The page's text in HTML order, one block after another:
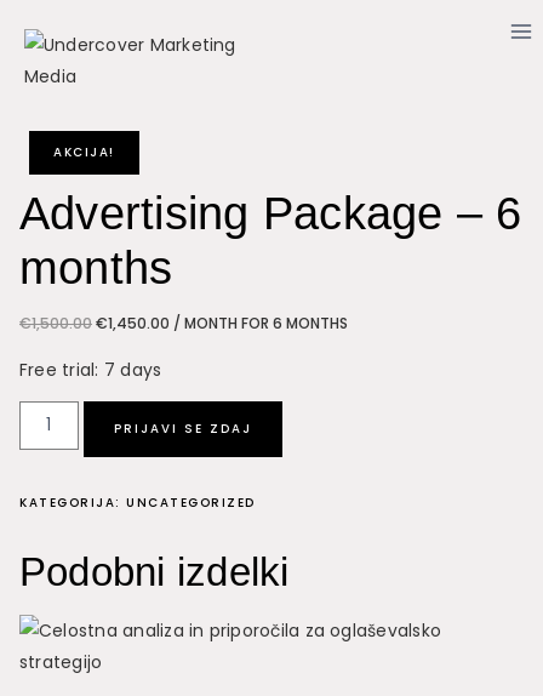
content
AKCIJA!
Advertising Package – 6
months
€1,500.00IZVIRNA
JE
BILA:
€1,500.00.
€1,450.00 TRENUTNA
€1,450.00.
/ MONTH FOR 6 MONTHS
Free trial: 7 days
Advertising
Package
6
količina
PRIJAVI SE ZDAJ
KATEGORIJA: UNCATEGORIZED
Podobni izdelki